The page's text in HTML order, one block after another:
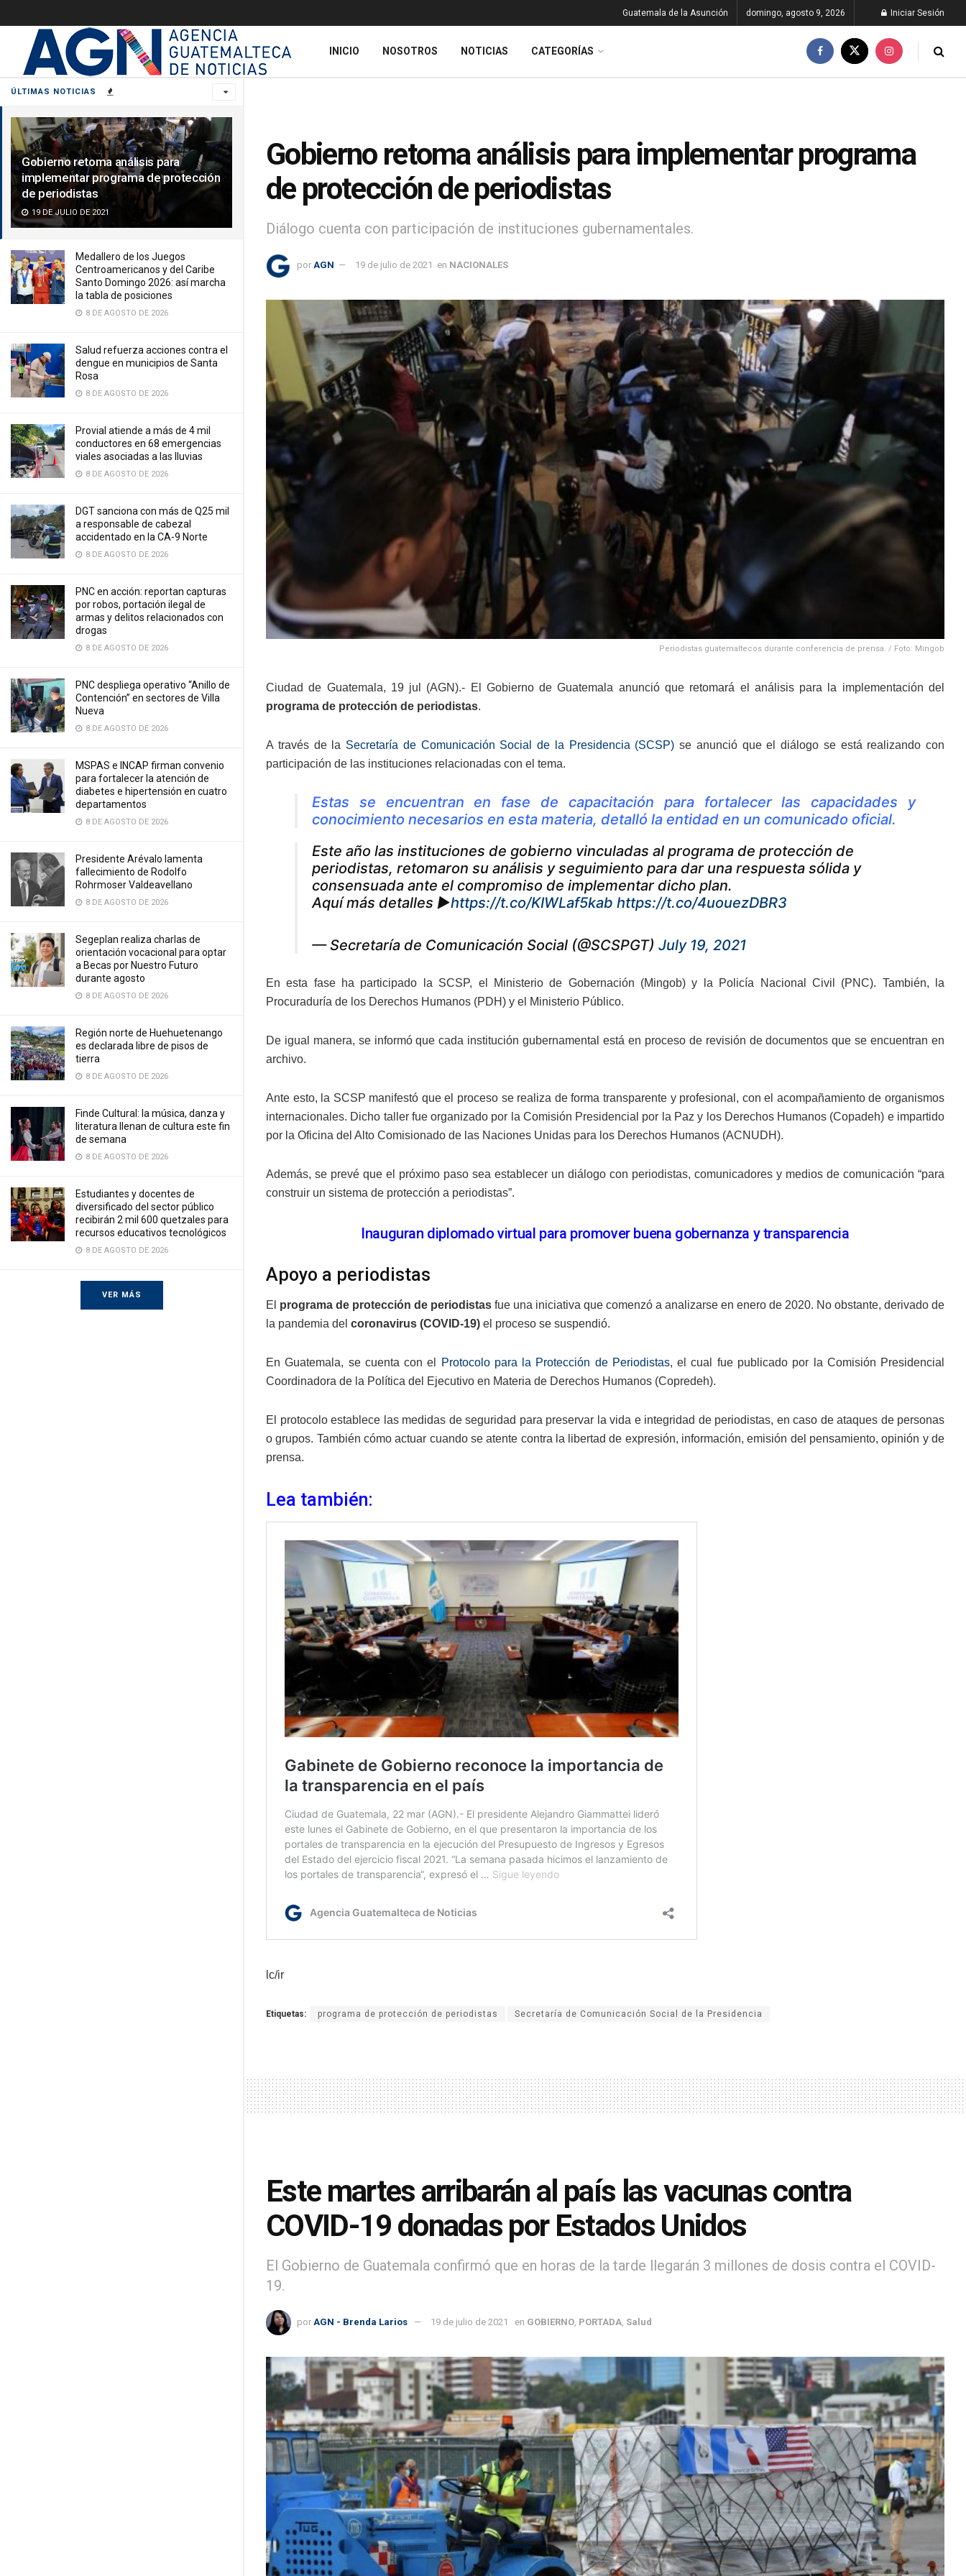
ÚLTIMAS NOTICIAS
Gobierno retoma análisis para
implementar programa de protección
de periodistas
19 DE JULIO DE 2021
Medallero de los Juegos
Centroamericanos y del Caribe
Santo Domingo 2026: así marcha
la tabla de posiciones
8 DE AGOSTO DE 2026
Salud refuerza acciones contra el
dengue en municipios de Santa
Rosa
8 DE AGOSTO DE 2026
Provial atiende a más de 4 mil
conductores en 68 emergencias
viales asociadas a las lluvias
8 DE AGOSTO DE 2026
DGT sanciona con más de Q25 mil
a responsable de cabezal
accidentado en la CA-9 Norte
8 DE AGOSTO DE 2026
PNC en acción: reportan capturas
por robos, portación ilegal de
armas y delitos relacionados con
drogas
8 DE AGOSTO DE 2026
PNC despliega operativo “Anillo de
Contención” en sectores de Villa
Nueva
8 DE AGOSTO DE 2026
MSPAS e INCAP firman convenio
para fortalecer la atención de
diabetes e hipertensión en cuatro
departamentos
8 DE AGOSTO DE 2026
Presidente Arévalo lamenta
fallecimiento de Rodolfo
Rohrmoser Valdeavellano
8 DE AGOSTO DE 2026
Segeplan realiza charlas de
orientación vocacional para optar
a Becas por Nuestro Futuro
durante agosto
8 DE AGOSTO DE 2026
Región norte de Huehuetenango
es declarada libre de pisos de
tierra
8 DE AGOSTO DE 2026
Finde Cultural: la música, danza y
literatura llenan de cultura este fin
de semana
8 DE AGOSTO DE 2026
Estudiantes y docentes de
diversificado del sector público
recibirán 2 mil 600 quetzales para
recursos educativos tecnológicos
8 DE AGOSTO DE 2026
VER MÁS
Guatemala de la Asunción domingo, agosto 9, 2026 Iniciar Sesión
INICIO NOSOTROS NOTICIAS CATEGORÍAS
Gobierno retoma análisis para implementar programa
de protección de periodistas
Diálogo cuenta con participación de instituciones gubernamentales.
por AGN 19 de julio de 2021 en NACIONALES
Periodistas guatemaltecos durante conferencia de prensa. / Foto: Mingob
Ciudad de Guatemala, 19 jul (AGN).- El Gobierno de Guatemala anunció que retomará el análisis para la implementación del
programa de protección de periodistas.
A través de la Secretaría de Comunicación Social de la Presidencia (SCSP) se anunció que el diálogo se está realizando con
participación de las instituciones relacionadas con el tema.
Estas se encuentran en fase de capacitación para fortalecer las capacidades y
conocimiento necesarios en esta materia, detalló la entidad en un comunicado oficial.
Este año las instituciones de gobierno vinculadas al programa de protección de
periodistas, retomaron su análisis y seguimiento para dar una respuesta sólida y
consensuada ante el compromiso de implementar dicho plan.
Aquí más detalles ▶️https://t.co/KIWLaf5kab https://t.co/4uouezDBR3
— Secretaría de Comunicación Social (@SCSPGT) July 19, 2021
En esta fase ha participado la SCSP, el Ministerio de Gobernación (Mingob) y la Policía Nacional Civil (PNC). También, la
Procuraduría de los Derechos Humanos (PDH) y el Ministerio Público.
De igual manera, se informó que cada institución gubernamental está en proceso de revisión de documentos que se encuentran en
archivo.
Ante esto, la SCSP manifestó que el proceso se realiza de forma transparente y profesional, con el acompañamiento de organismos
internacionales. Dicho taller fue organizado por la Comisión Presidencial por la Paz y los Derechos Humanos (Copadeh) e impartido
por la Oficina del Alto Comisionado de las Naciones Unidas para los Derechos Humanos (ACNUDH).
Además, se prevé que el próximo paso sea establecer un diálogo con periodistas, comunicadores y medios de comunicación “para
construir un sistema de protección a periodistas”.
Inauguran diplomado virtual para promover buena gobernanza y transparencia
Apoyo a periodistas
El programa de protección de periodistas fue una iniciativa que comenzó a analizarse en enero de 2020. No obstante, derivado de
la pandemia del coronavirus (COVID-19) el proceso se suspendió.
En Guatemala, se cuenta con el Protocolo para la Protección de Periodistas, el cual fue publicado por la Comisión Presidencial
Coordinadora de la Política del Ejecutivo en Materia de Derechos Humanos (Copredeh).
El protocolo establece las medidas de seguridad para preservar la vida e integridad de periodistas, en caso de ataques de personas
o grupos. También cómo actuar cuando se atente contra la libertad de expresión, información, emisión del pensamiento, opinión y de
prensa.
Lea también:
lc/ir
Etiquetas: programa de protección de periodistas Secretaría de Comunicación Social de la Presidencia
Este martes arribarán al país las vacunas contra
COVID-19 donadas por Estados Unidos
El Gobierno de Guatemala confirmó que en horas de la tarde llegarán 3 millones de dosis contra el COVID-
19.
por AGN - Brenda Larios 19 de julio de 2021 en GOBIERNO PORTADA Salud